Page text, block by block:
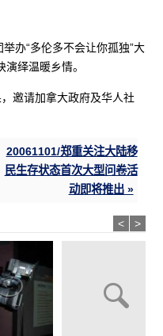
办“多伦多不会让你孤独”大
绎温暖乡情。
邀请加拿大政府及华人社
20061101/郑重关注大陆移
民生存状态首次大型问卷活
动即将推出 »
< >